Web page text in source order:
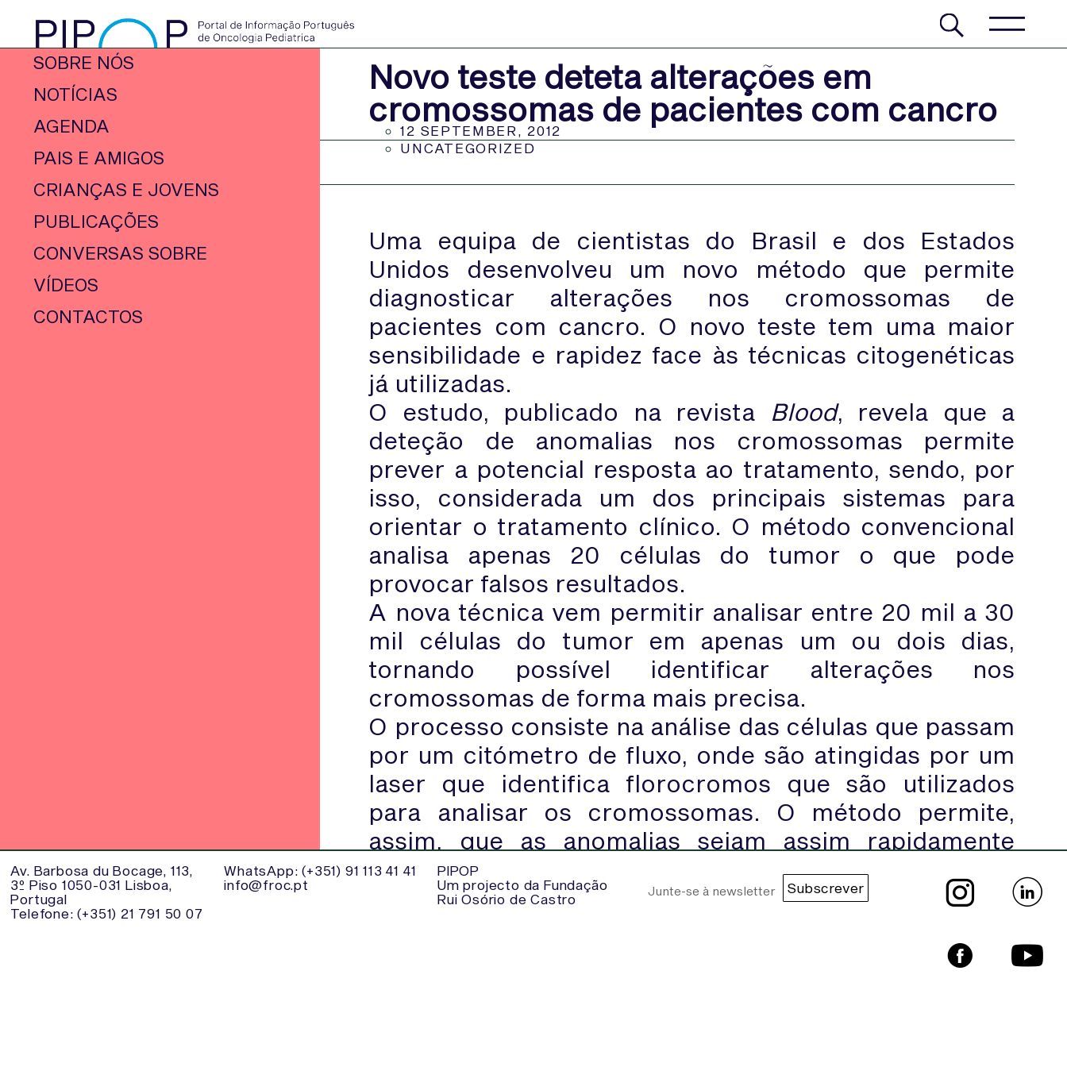
SOBRE NÓS
NOTÍCIAS
AGENDA
PAIS E AMIGOS
CRIANÇAS E JOVENS
PUBLICAÇÕES
CONVERSAS SOBRE
VÍDEOS
CONTACTOS
Novo teste deteta alterações em
cromossomas de pacientes com cancro
12 SEPTEMBER, 2012
UNCATEGORIZED
Uma equipa de cientistas do Brasil e dos Estados
Unidos desenvolveu um novo método que permite
diagnosticar alterações nos cromossomas de
pacientes com cancro. O novo teste tem uma maior
sensibilidade e rapidez face às técnicas citogenéticas
já utilizadas.
O estudo, publicado na revista Blood, revela que a
deteção de anomalias nos cromossomas permite
prever a potencial resposta ao tratamento, sendo, por
isso, considerada um dos principais sistemas para
orientar o tratamento clínico. O método convencional
analisa apenas 20 células do tumor o que pode
provocar falsos resultados.
A nova técnica vem permitir analisar entre 20 mil a 30
mil células do tumor em apenas um ou dois dias,
tornando possível identificar alterações nos
cromossomas de forma mais precisa.
O processo consiste na análise das células que passam
por um citómetro de fluxo, onde são atingidas por um
laser que identifica florocromos que são utilizados
para analisar os cromossomas. O método permite,
assim, que as anomalias sejam assim rapidamente
detetadas.
Av. Barbosa du Bocage, 113,
3º Piso 1050-031 Lisboa,
Portugal
Telefone: (+351) 21 791 50 07
WhatsApp: (+351) 91 113 41 41
info@froc.pt
PIPOP
Um projecto da Fundação
Rui Osório de Castro
Subscrever